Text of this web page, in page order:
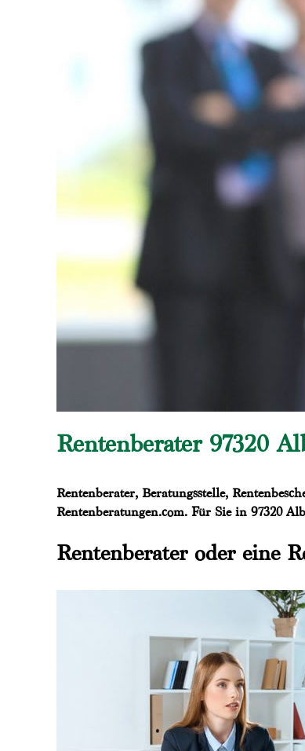
Rentenberater 97320
Rentenberater, Beratungsstelle,
Rentenberatungen.com. Für Sie in 97320
Rentenberater oder eine